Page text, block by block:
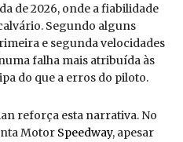
de 2026, onde a fiabilidade
Segundo alguns
e segunda velocidades
falha mais atribuída às
do que a erros do piloto.
reforça esta narrativa. No
Motor Speedway, apesar